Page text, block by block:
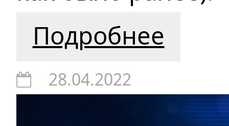
Подробнее
28.04.2022